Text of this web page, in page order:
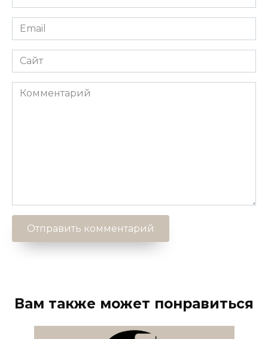
*
Email
*
Сайт
Комментарий
Вам также может понравиться